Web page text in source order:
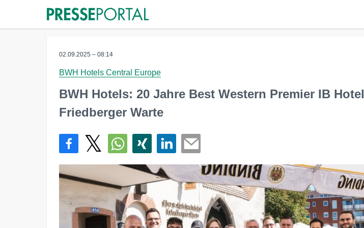
02.09.2025 – 08:14
BWH Hotels Central Europe
BWH Hotels: 20 Jahre Best Western Premier IB Hotel
Friedberger Warte